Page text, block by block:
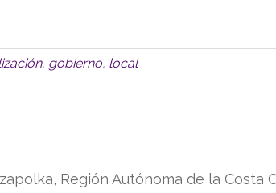
, gobierno, local
Región Autónoma de la Costa